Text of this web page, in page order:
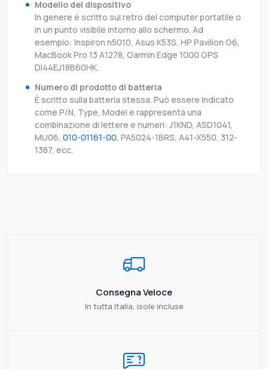
Modello del dispositivo
In genere è scritto sul retro del computer portatile o
in un punto visibile intorno allo schermo. Ad
esempio: Inspiron n5010, Asus K53S, HP Pavilion G6,
MacBook Pro 13 A1278, Garmin Edge 1000 GPS
DI44EJ18B60HK.
Numero di prodotto di batteria
È scritto sulla batteria stessa. Può essere indicato
come P/N, Type, Model e rappresenta una
combinazione di lettere e numeri: J1KND, ASD1041,
MU06, 010-01161-00, PA5024-1BRS, A41-X550, 312-
1387, ecc.
Consegna Veloce
In tutta Italia, isole incluse